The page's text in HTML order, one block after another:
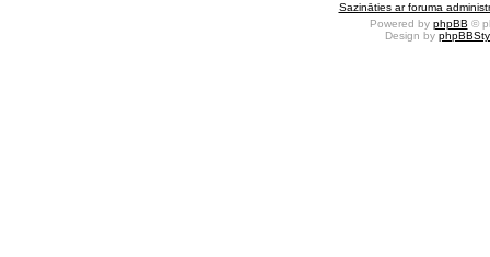
Sazināties ar foruma
Powered by phpBB ©
Design by